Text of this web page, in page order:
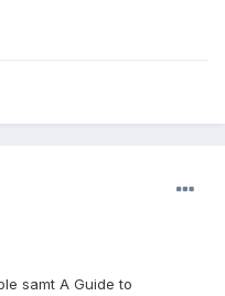
samt A Guide to